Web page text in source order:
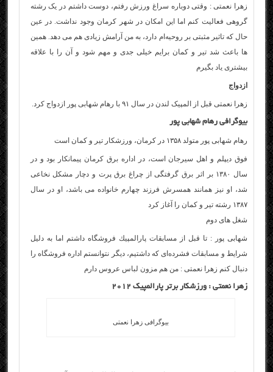
زهرا نعمتی : وقتی دوباره سراغ ورزش رفتم، دوست داشتم در یک رشته
گروهی فعالیت کنم اما این امکان در شهر کرمان وجود نداشت. در عین
حال که تاثیر مثبتی بر روحیه‌ام دارد، به من آرامش زیادی هم می‌ دهد. همین‌
ها باعث شد تیر و کمان برایم خیلی جدی و مهم شود و آن را با علاقه
بیشتری یاد بگیرم
ازدواج
زهرا نعمتی قبل از المپیک لندن در سال ۹۱ با رهام شهابی پور ازدواج کرد.
بیوگرافی رهام شهابی پور
رهام شهابی پور متولد ۱۳۵۸ در کرمان، ورزشکار تیر و کمان است
فوق دیپلم و اهل سیرجان است، در اداره برق کرمان پیمانکار بود و در
سال ۱۳۸۰ بر اثر برق گرفتگی از چراغ برق پرت و دچار مشکل نخاعی
شد، او نیز همانند همسرش فرزند چهارم خانواده می باشد، او در سال
۱۳۸۷ رشته تیر و کمان را آغاز کرد
شغل های دوم
شهابی پور : تا قبل از مسابقات پارالمپیك فروشگاه داشتم اما به دلیل
شرایط و مسابقات فشرده‌ای كه داشتیم، دیگر نتوانستم اداره فروشگاه را
دنبال كنم زهرا نعمتی : من هم مزون لباس عروس دارم
زهرا نعمتی : ورزشکار برتر پارالمپیک ۲۰۱۲
بیوگرافی زهرا نعمتی